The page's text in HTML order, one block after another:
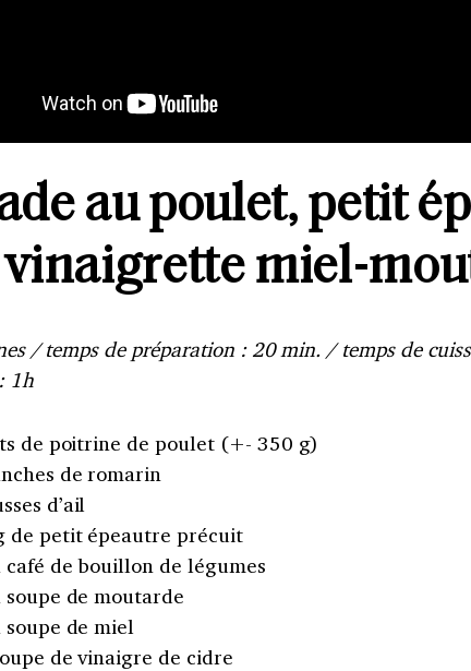
au poulet, petit
vinaigrette miel-
/ temps de préparation : 20 min. / temps de
1h
de poitrine de poulet (+- 350 g)
de romarin
d’ail
de petit épeautre précuit
café de bouillon de légumes
soupe de moutarde
soupe de miel
de vinaigre de cidre